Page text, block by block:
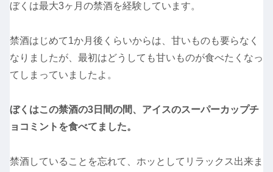
ぼくは最大3ヶ月の禁酒を経験しています。
禁酒はじめて1か月後くらいからは、甘いものも要らなく
なりましたが、最初はどうしても甘いものが食べたくなっ
てしまっていましたよ。
ぼくはこの禁酒の3日間の間、アイスのスーパーカップチ
ョコミントを食べてました。
禁酒していることを忘れて、ホッとしてリラックス出来ま